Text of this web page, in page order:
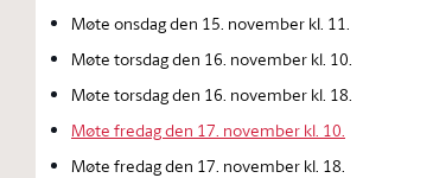
Møte onsdag den 15. november kl. 11.
Møte torsdag den 16. november kl. 10.
Møte torsdag den 16. november kl. 18.
Møte fredag den 17. november kl. 10.
Møte fredag den 17. november kl. 18.